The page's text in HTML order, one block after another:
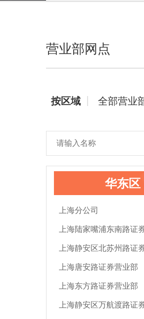
营业部网点
按区域 全部营业
华东区
上海分公司
上海陆家嘴浦东南路证
上海静安区北苏州路证
上海唐安路证券营业部
上海东方路证券营业部
上海静安区万航渡路证